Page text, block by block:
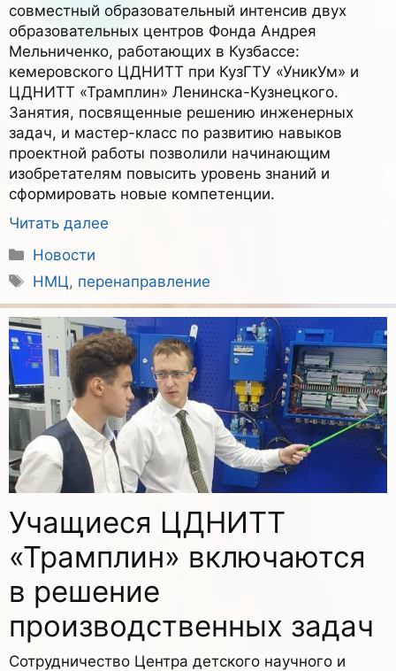
совместный образовательный интенсив двух
образовательных центров Фонда Андрея
Мельниченко, работающих в Кузбассе:
кемеровского ЦДНИТТ при КузГТУ «УникУм» и
ЦДНИТТ «Трамплин» Ленинска-Кузнецкого.
Занятия, посвященные решению инженерных
задач, и мастер-класс по развитию навыков
проектной работы позволили начинающим
изобретателям повысить уровень знаний и
сформировать новые компетенции.
Читать далее
Рубрики
Новости
Метки
НМЦ, перенаправление
Учащиеся ЦДНИТТ
«Трамплин» включаются
в решение
производственных задач
Сотрудничество Центра детского научного и